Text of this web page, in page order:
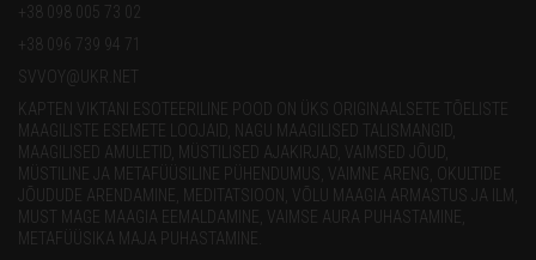
+38 098 005 73 02
+38 096 739 94 71
SVVOY@UKR.NET
KAPTEN VIKTANI ESOTEERILINE POOD ON ÜKS ORIGINAALSETE TÕELISTE
MAAGILISTE ESEMETE LOOJAID, NAGU MAAGILISED TALISMANGID,
MAAGILISED AMULETID, MÜSTILISED AJAKIRJAD, VAIMSED JÕUD,
MÜSTILINE JA METAFÜÜSILINE PÜHENDUMUS, VAIMNE ARENG, OKULTIDE
JÕUDUDE ARENDAMINE, MEDITATSIOON, VÕLU MAAGIA ARMASTUS JA ILM,
MUST MAGE MAAGIA EEMALDAMINE, VAIMSE AURA PUHASTAMINE,
METAFÜÜSIKA MAJA PUHASTAMINE.